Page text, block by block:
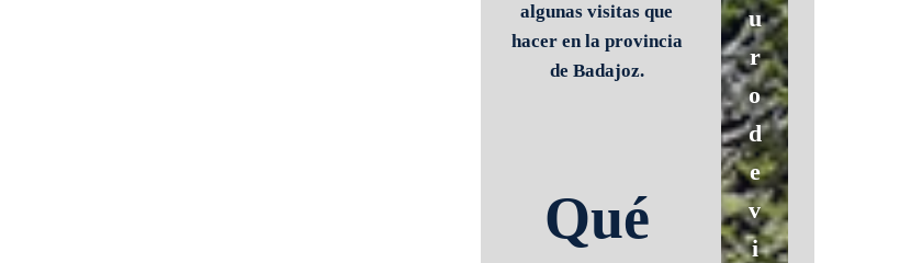
algunas visitas que
hacer en la provincia
de Badajoz.
Qué
u
r
o
d
e
v
i